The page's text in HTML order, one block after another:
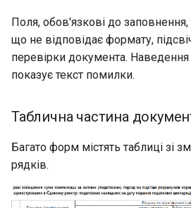
Поля, обов'язкові до заповнення,
що не відповідає формату,
перевірки документа.
показує текст помилки.
Таблична частина
Багато форм містять таблиці зі
рядків.